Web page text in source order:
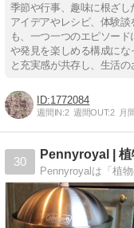
季節や行事、趣味に根ざ
アイデアやレシピ、体験
も、一つ一つのエピソー
や発見を楽しめる構成に
と充実感が共存し、生活の
1772084
週間IN:2 週間OUT:2 月
30
Pennyroyal | 植